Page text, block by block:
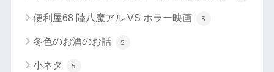
便利屋68 陸八魔アル VS ホラー映画 3
冬色のお酒のお話 5
小ネタ 5